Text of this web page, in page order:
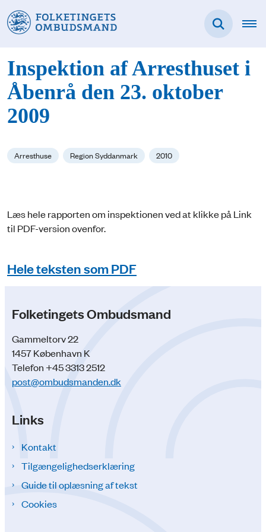
Inspektion af Arresthuset i
Åbenrå den 23. oktober
2009
Arresthuse Region Syddanmark 2010
Læs hele rapporten om inspektionen ved at klikke på Link
til PDF-version ovenfor.
Hele teksten som PDF
Folketingets Ombudsmand
Gammeltorv 22
1457 København K
Telefon +45 3313 2512
post@ombudsmanden.dk
Links
Kontakt
Tilgængelighedserklæring
Guide til oplæsning af tekst
Cookies